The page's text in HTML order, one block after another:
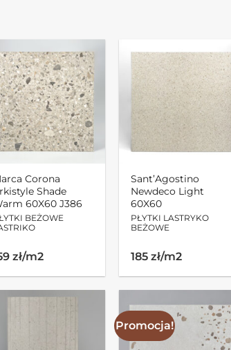
Corona
Shade
60X60 J386
BEŻOWE
zł/m2
Sant’Agostino
Newdeco Light
60X60
PŁYTKI LASTRYKO
BEŻOWE
185 zł/m2
Promocja!